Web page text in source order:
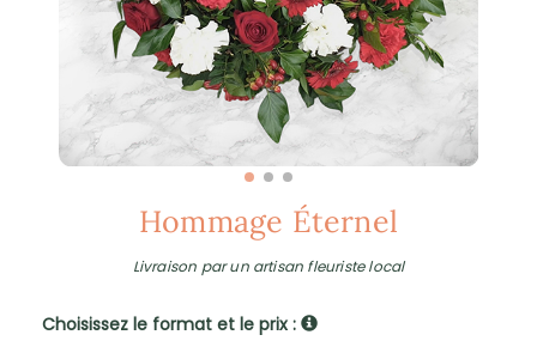
Hommage Éternel
Livraison par un artisan fleuriste local
Choisissez le format et le prix :